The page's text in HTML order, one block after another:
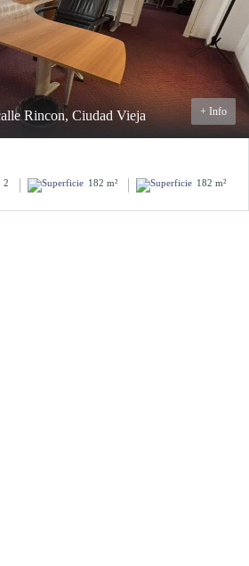
Rincon, Ciudad Vieja + Info
2 182 m² 182 m²